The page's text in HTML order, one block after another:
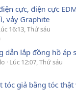
cực, điện cực
vảy Graphite
16:13, Thứ sáu
dẫn lắp đồng hồ áp
Lúc 12:07, Thứ sáu
tóc giả bằng tóc